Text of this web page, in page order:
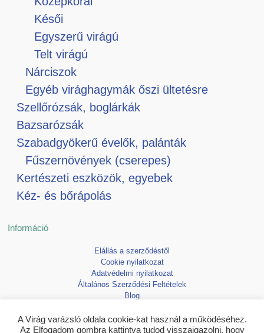
Késői
Egyszerű virágú
Telt virágú
Nárciszok
Egyéb virághagymák őszi ültetésre
Szellőrózsák, boglárkák
Bazsarózsák
Szabadgyökerű évelők, palánták
Fűszernövények (cserepes)
Kertészeti eszközök, egyebek
Kéz- és bőrápolás
Információ
Elállás a szerződéstől
Cookie nyilatkozat
Adatvédelmi nyilatkozat
Általános Szerződési Feltételek
Blog
A Virág varázsló oldala cookie-kat használ a működéséhez.
Az Elfogadom gombra kattintva tudod visszaigazolni, hogy